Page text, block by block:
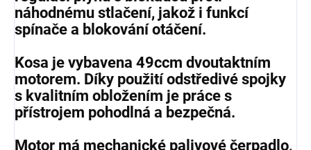
náhodnému stlačení, jakož i funkcí
spínače a blokování otáčení.
Kosa je vybavena 49ccm dvoutaktním
motorem. Díky použití odstředivé spojky
s kvalitním obložením je práce s
přístrojem pohodlná a bezpečná.
Motor má mechanické palivové čerpadlo,